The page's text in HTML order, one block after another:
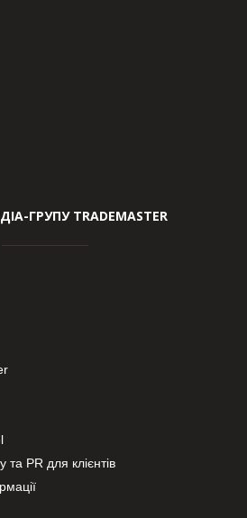
ГРУПУ TRADEMASTER
PR для клієнтів